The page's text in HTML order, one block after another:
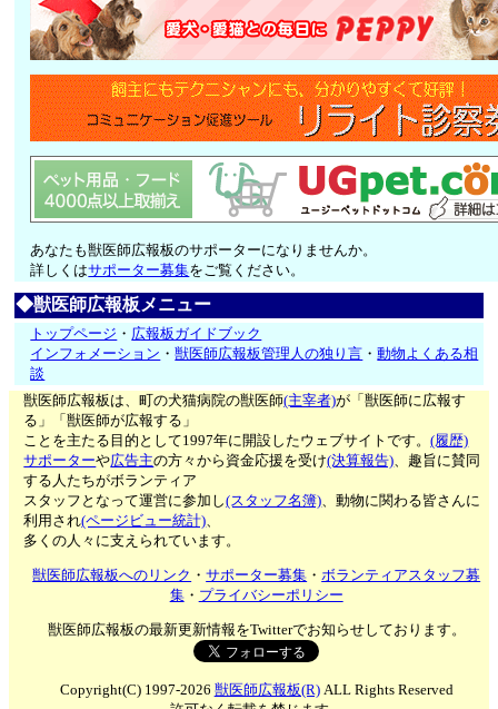
あなたも獣医師広報板のサポーターになりませんか。
詳しくはサポーター募集をご覧ください。
◆獣医師広報板メニュー
トップページ ・ 広報板ガイドブック
インフォメーション ・獣医師広報板管理人の独り言 ・動物よくある相
談
獣医師広報板は、町の犬猫病院の獣医師(主宰者)が「獣医師に広報す
る」「獣医師が広報する」
ことを主たる目的として1997年に開設したウェブサイトです。(履歴)
サポーターや広告主の方々から資金応援を受け(決算報告)、趣旨に賛同
する人たちがボランティア
スタッフとなって運営に参加し(スタッフ名簿)、動物に関わる皆さんに
利用され(ページビュー統計)、
多くの人々に支えられています。
獣医師広報板へのリンク ・サポーター募集 ・ボランティアスタッフ募
集・ プライバシーポリシー
獣医師広報板の最新更新情報をTwitterでお知らせしております。
Copyright(C) 1997-2026 獣医師広報板(R)ALL Rights Reserved